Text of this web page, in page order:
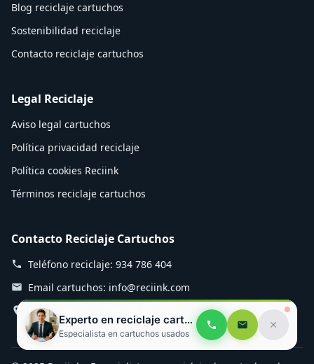
Experto en reciclaje cartuchos
Especialista en cartuchos usados
Blog reciclaje cartuchos
Sostenibilidad reciclaje
Contacto reciclaje cartuchos
Legal Reciclaje
Aviso legal cartuchos
Política privacidad reciclaje
Política cookies Reciink
Términos reciclaje cartuchos
Contacto Reciclaje Cartuchos
Teléfono reciclaje: 934 786 404
Email cartuchos: info@reciink.com
Planta reciclaje: Mozart 12, Rubí